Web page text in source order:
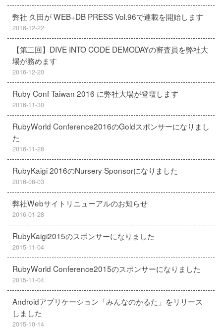
弊社 久田が WEB+DB PRESS Vol.96で連載を開始します
2016-12-22
【第二回】DIVE INTO CODE DEMODAYの審査員を弊社大
場が務めます
2016-12-20
Ruby Conf Taiwan 2016 に弊社大場が登壇します
2016-11-30
RubyWorld Conference2016のGoldスポンサーになりまし
た
2016-11-28
RubyKaigi 2016のNursery Sponsorになりました
2016-08-03
弊社Webサイトリニューアルのお知らせ
2016-01-28
RubyKaigi2015のスポンサーになりました
2015-11-04
RubyWorld Conference2015のスポンサーになりました
2015-11-04
Androidアプリケーション「みんなのかるた」をリリース
しました
2015-10-14